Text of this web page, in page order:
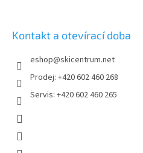
Kontakt a otevírací doba
eshop@skicentrum.net
Prodej: +420 602 460 268
Servis: +420 602 460 265